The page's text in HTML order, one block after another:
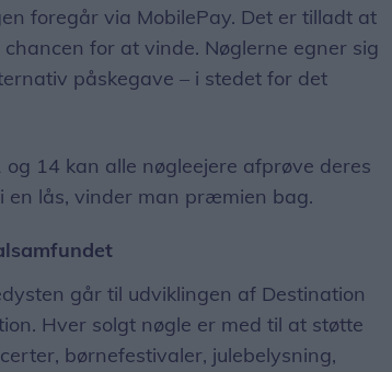
foregår via MobilePay. Det er tilladt at
for at vinde. Nøglerne egner sig
påskegave – i stedet for det
14 kan alle nøgleejere afprøve deres
en lås, vinder man præmien bag.
går til udviklingen af Destination
Hver solgt nøgle er med til at støtte
børnefestivaler, julebelysning,